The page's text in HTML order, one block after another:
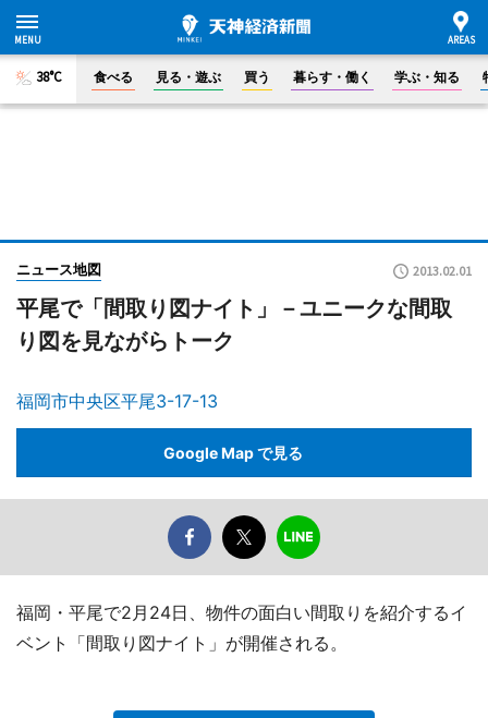
38°C 食べる 見る・遊ぶ 買う 暮らす・働く 学ぶ・知る
ニュース地図 2013.02.01
平尾で「間取り図ナイト」－ユニークな間取
り図を見ながらトーク
福岡市中央区平尾3-17-13
Google Map で見る
福岡・平尾で2月24日、物件の面白い間取りを紹介するイ
ベント「間取り図ナイト」が開催される。